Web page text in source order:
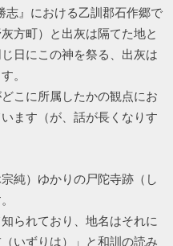
』における乙訓郡石作郷で
方町）と出灰は隔てた地と
日にこの神を祭る、出灰は
。
こに所属したかの観点にお
ます（が、話が長くなりす
純）ゆかりの尸陀寺跡（し
られており、地名はそれに
いずりは）」と和訓の読み